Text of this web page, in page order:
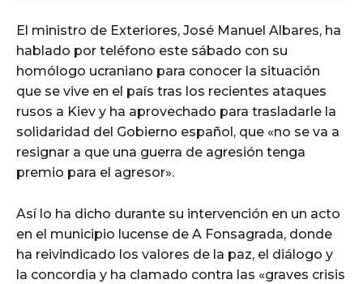
El ministro de Exteriores, José Manuel Albares, ha
hablado por teléfono este sábado con su
homólogo ucraniano para conocer la situación
que se vive en el país tras los recientes ataques
rusos a Kiev y ha aprovechado para trasladarle la
solidaridad del Gobierno español, que «no se va a
resignar a que una guerra de agresión tenga
premio para el agresor».
Así lo ha dicho durante su intervención en un acto
en el municipio lucense de A Fonsagrada, donde
ha reivindicado los valores de la paz, el diálogo y
la concordia y ha clamado contra las «graves crisis